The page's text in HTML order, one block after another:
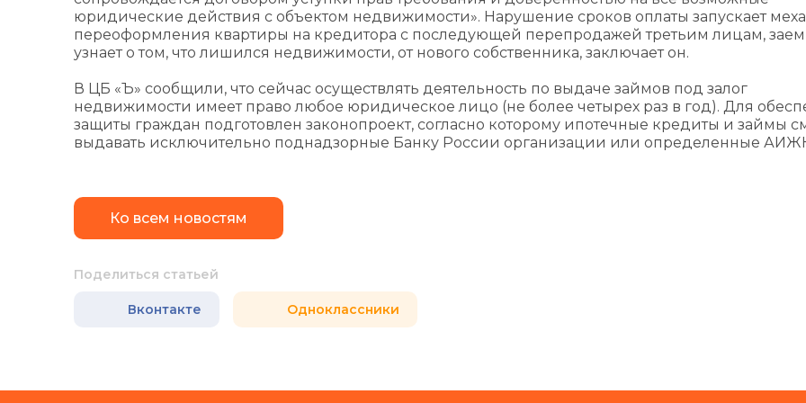
юридические действия с объектом недвижимости». Нарушение сроков оплаты запускает
переоформления квартиры на кредитора с последующей перепродажей третьим лицам,
узнает о том, что лишился недвижимости, от нового собственника, заключает он.
В ЦБ «Ъ» сообщили, что сейчас осуществлять деятельность по выдаче займов под залог
недвижимости имеет право любое юридическое лицо (не более четырех раз в год). Для
защиты граждан подготовлен законопроект, согласно которому ипотечные кредиты и займы
выдавать исключительно поднадзорные Банку России организации или определенные
Ко всем новостям
Поделиться статьей
Вконтакте Одноклассники